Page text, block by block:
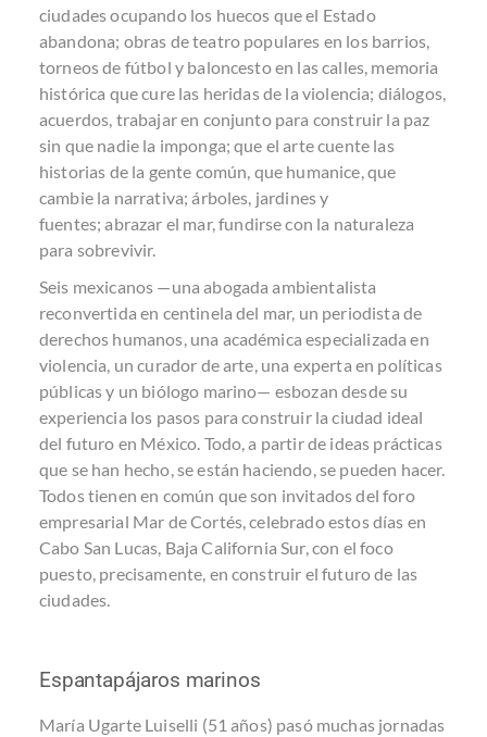
ciudades ocupando los huecos que el Estado
abandona; obras de teatro populares en los barrios,
torneos de fútbol y baloncesto en las calles, memoria
histórica que cure las heridas de la violencia; diálogos,
acuerdos, trabajar en conjunto para construir la paz
sin que nadie la imponga; que el arte cuente las
historias de la gente común, que humanice, que
cambie la narrativa; árboles, jardines y
fuentes;abrazar el mar, fundirse con la naturaleza
para sobrevivir.
Seis mexicanos —una abogada ambientalista
reconvertida en centinela del mar, un periodista de
derechos humanos, una académica especializada en
violencia, un curador de arte, una experta en políticas
públicas y un biólogo marino— esbozan desde su
experiencia los pasos para construir la ciudad ideal
del futuro en México. Todo, a partir de ideas prácticas
que se han hecho, se están haciendo, se pueden hacer.
Todos tienen en común que son invitados del foro
empresarial Mar de Cortés, celebrado estos días en
Cabo San Lucas, Baja California Sur, con el foco
puesto, precisamente, en construir el futuro de las
ciudades.
Espantapájaros marinos
María Ugarte Luiselli (51 años) pasó muchas jornadas